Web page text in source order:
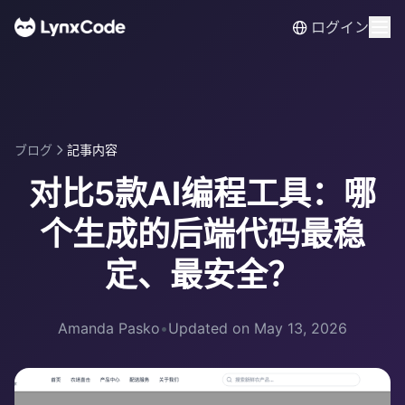
ログイン
ブログ 記事内容
对比5款AI编程工具：哪
个生成的后端代码最稳
定、最安全？
Amanda Pasko•Updated on May 13, 2026